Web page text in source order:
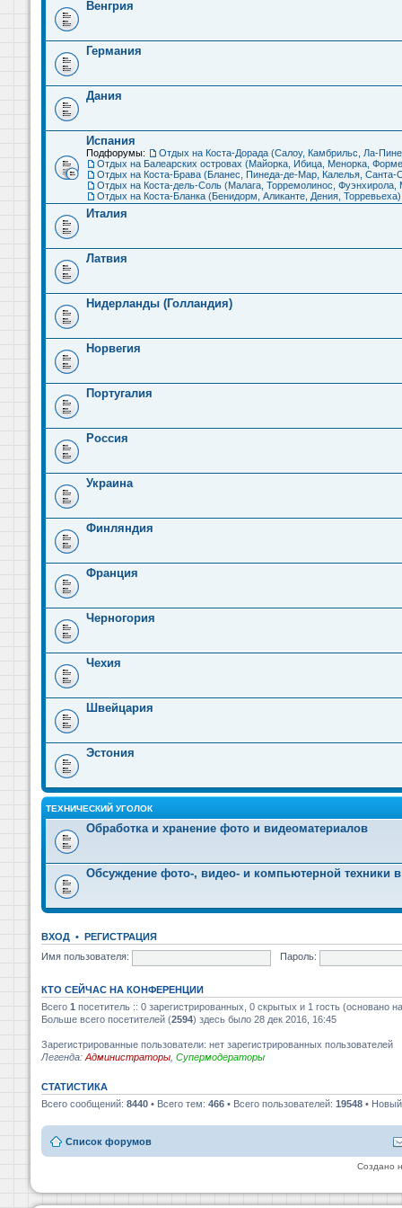
Венгрия
Германия
Дания
Испания
Подфорумы: Отдых на Коста-Дорада (Салоу, Камбрильс, Ла-
Отдых на Балеарских островах (Майорка, Ибица, Менорка,
Отдых на Коста-Брава (Бланес, Пинеда-де-Мар, Калелья, Санта-
Отдых на Коста-дель-Соль (Малага, Торремолинос, Фуэнхирола,
Отдых на Коста-Бланка (Бенидорм, Аликанте, Дения, Торревьеха)
Италия
Латвия
Нидерланды (Голландия)
Норвегия
Португалия
Россия
Украина
Финляндия
Франция
Черногория
Чехия
Швейцария
Эстония
ТЕХНИЧЕСКИЙ УГОЛОК
Обработка и хранение фото и видеоматериалов
Обсуждение фото-, видео- и компьютерной техники в
ВХОД • РЕГИСТРАЦИЯ
Имя пользователя:
Пароль:
КТО СЕЙЧАС НА КОНФЕРЕНЦИИ
Всего 1 посетитель :: 0 зарегистрированных, 0 скрытых и 1 гость (основано
Больше всего посетителей (2594) здесь было 28 дек 2016, 16:45
Зарегистрированные пользователи: нет зарегистрированных пользователей
Легенда: Администраторы Супермодераторы
СТАТИСТИКА
Всего сообщений: 8440 • Всего тем: 466 • Всего пользователей: 19548 •
Список форумов
Создано